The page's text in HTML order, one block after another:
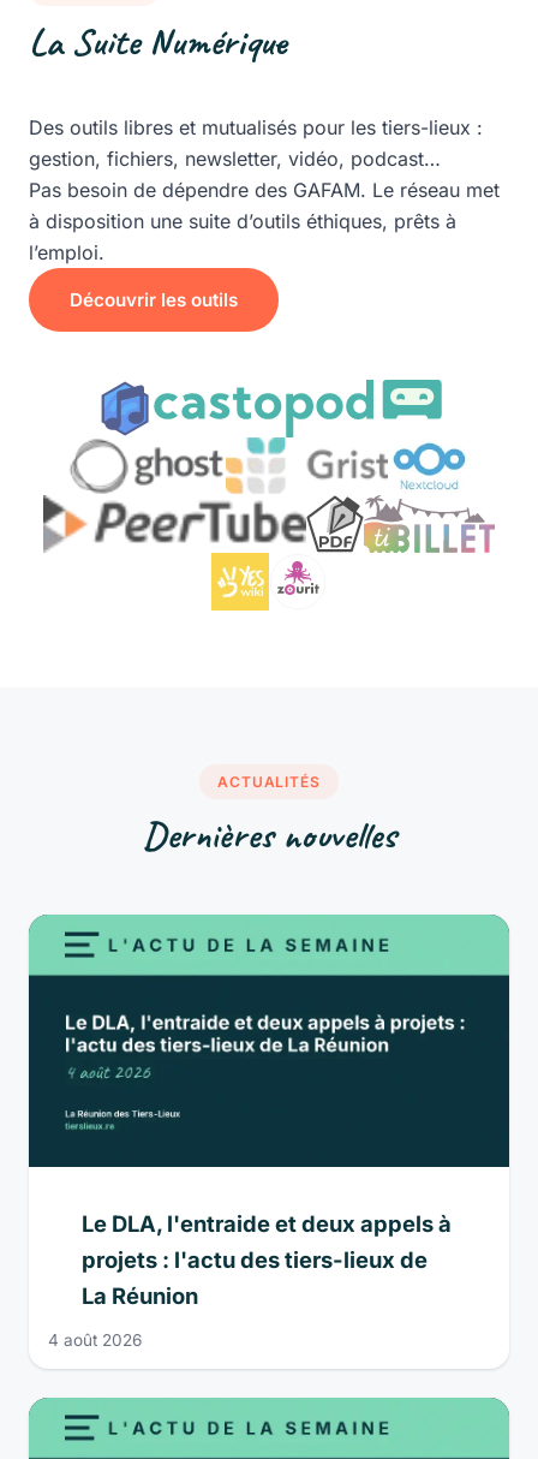
La Suite Numérique
Des outils libres et mutualisés pour les tiers-lieux :
gestion, fichiers, newsletter, vidéo, podcast…
Pas besoin de dépendre des GAFAM. Le réseau met
à disposition une suite d’outils éthiques, prêts à
l’emploi.
Découvrir les outils
ACTUALITÉS
Dernières nouvelles
Le DLA, l'entraide et deux appels à
projets : l'actu des tiers-lieux de
La Réunion
4 août 2026